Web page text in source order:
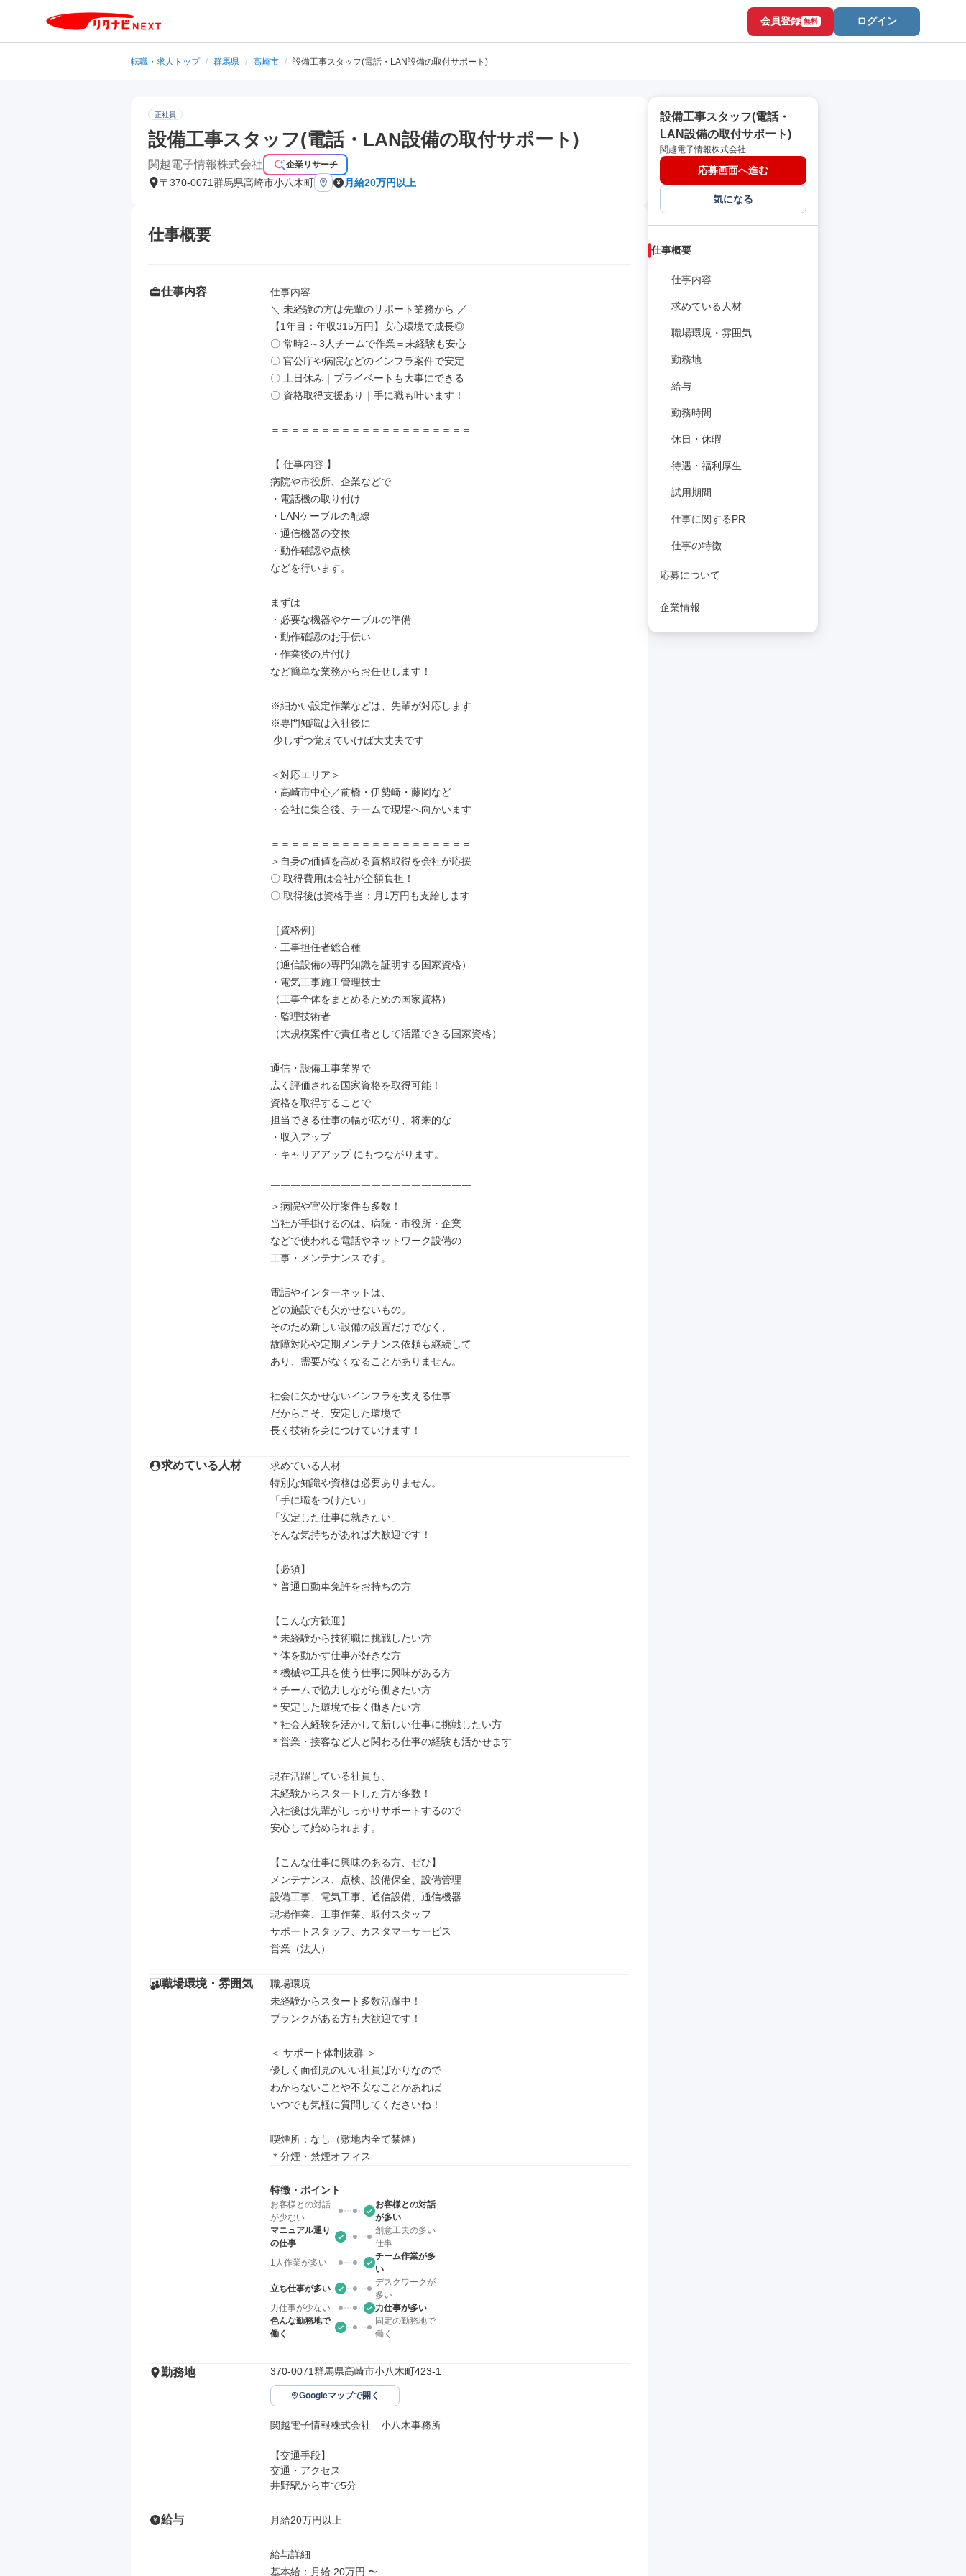
会員登録 無料 ログイン
転職・求人トップ / 群馬県 / 高崎市 / 設備工事スタッフ(電話・LAN設備の取付サポート)
正社員
設備工事スタッフ(電話・LAN設備の取付サポート)
関越電子情報株式会社 企業リサーチ
〒370-0071群馬県高崎市小八木町 月給20万円以上
仕事概要
仕事内容
仕事内容
＼ 未経験の方は先輩のサポート業務から ／
【1年目：年収315万円】安心環境で成長◎
〇 常時2～3人チームで作業＝未経験も安心
〇 官公庁や病院などのインフラ案件で安定
〇 土日休み｜プライベートも大事にできる
〇 資格取得支援あり｜手に職も叶います！
＝＝＝＝＝＝＝＝＝＝＝＝＝＝＝＝＝＝＝＝
【 仕事内容 】
病院や市役所、企業などで
・電話機の取り付け
・LANケーブルの配線
・通信機器の交換
・動作確認や点検
などを行います。
まずは
・必要な機器やケーブルの準備
・動作確認のお手伝い
・作業後の片付け
など簡単な業務からお任せします！
※細かい設定作業などは、先輩が対応します
※専門知識は入社後に
＜対応エリア＞
・高崎市中心／前橋・伊勢崎・藤岡など
・会社に集合後、チームで現場へ向かいます
＝＝＝＝＝＝＝＝＝＝＝＝＝＝＝＝＝＝＝＝
＞自身の価値を高める資格取得を会社が応援
〇 取得費用は会社が全額負担！
〇 取得後は資格手当：月1万円も支給します
［資格例］
・工事担任者総合種
（通信設備の専門知識を証明する国家資格）
・電気工事施工管理技士
（工事全体をまとめるための国家資格）
・監理技術者
（大規模案件で責任者として活躍できる国家資格）
通信・設備工事業界で
広く評価される国家資格を取得可能！
資格を取得することで
担当できる仕事の幅が広がり、将来的な
・収入アップ
・キャリアアップ にもつながります。
￣￣￣￣￣￣￣￣￣￣￣￣￣￣￣￣￣￣￣￣
＞病院や官公庁案件も多数！
当社が手掛けるのは、病院・市役所・企業
などで使われる電話やネットワーク設備の
工事・メンテナンスです。
電話やインターネットは、
どの施設でも欠かせないもの。
そのため新しい設備の設置だけでなく、
故障対応や定期メンテナンス依頼も継続して
あり、需要がなくなることがありません。
社会に欠かせないインフラを支える仕事
だからこそ、安定した環境で
長く技術を身につけていけます！
求めている人材
求めている人材
特別な知識や資格は必要ありません。
「手に職をつけたい」
「安定した仕事に就きたい」
そんな気持ちがあれば大歓迎です！
【必須】
＊普通自動車免許をお持ちの方
【こんな方歓迎】
＊未経験から技術職に挑戦したい方
＊体を動かす仕事が好きな方
＊機械や工具を使う仕事に興味がある方
＊チームで協力しながら働きたい方
＊安定した環境で長く働きたい方
＊社会人経験を活かして新しい仕事に挑戦したい方
＊営業・接客など人と関わる仕事の経験も活かせます
現在活躍している社員も、
未経験からスタートした方が多数！
入社後は先輩がしっかりサポートするので
安心して始められます。
【こんな仕事に興味のある方、ぜひ】
メンテナンス、点検、設備保全、設備管理
設備工事、電気工事、通信設備、通信機器
現場作業、工事作業、取付スタッフ
サポートスタッフ、カスタマーサービス
営業（法人）
職場環境・雰囲気
職場環境
未経験からスタート多数活躍中！
ブランクがある方も大歓迎です！
＜ サポート体制抜群 ＞
優しく面倒見のいい社員ばかりなので
わからないことや不安なことがあれば
いつでも気軽に質問してくださいね！
喫煙所：なし（敷地内全て禁煙）
＊分煙・禁煙オフィス
特徴・ポイント
お客様との対話
が少ない
お客様との対話
が多い
マニュアル通り
の仕事
創意工夫の多い
仕事
1人作業が多い
チーム作業が多
い
立ち仕事が多い
デスクワークが
多い
力仕事が少ない
力仕事が多い
色んな勤務地で
働く
固定の勤務地で
働く
勤務地 370-0071群馬県高崎市小八木町423-1
Googleマップで開く
関越電子情報株式会社　小八木事務所
【交通手段】
交通・アクセス
井野駅から車で5分
給与 月給20万円以上
給与詳細
基本給：月給 20万円 〜
設備工事スタッフ(電話・
LAN設備の取付サポート)
関越電子情報株式会社
応募画面へ進む
気になる
仕事概要
仕事内容
求めている人材
職場環境・雰囲気
勤務地
給与
勤務時間
休日・休暇
待遇・福利厚生
試用期間
仕事に関するPR
仕事の特徴
応募について
企業情報